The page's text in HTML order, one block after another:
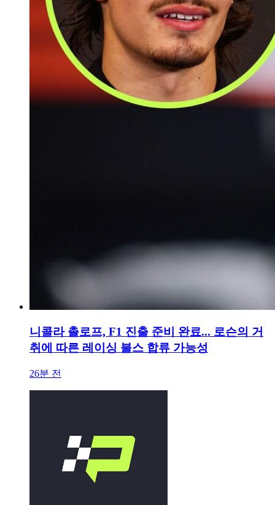
니콜라 촐로프, F1 진출 준비 완료... 로슨의 거
취에 따른 레이싱 불스 합류 가능성
26분 전